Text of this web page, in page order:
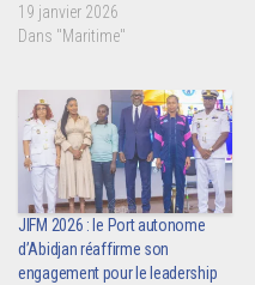
19 janvier 2026
Dans "Maritime"
JIFM 2026 : le Port autonome
d’Abidjan réaffirme son
engagement pour le leadership